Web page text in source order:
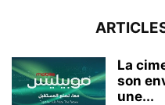
La
son
une...